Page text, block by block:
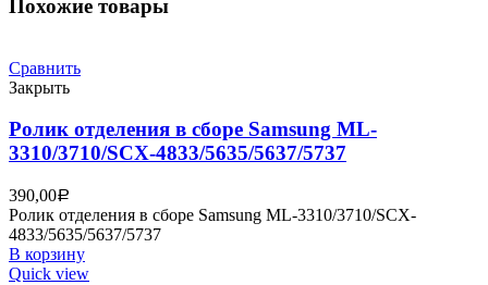
Похожие товары
Сравнить
Закрыть
Ролик отделения в сборе Samsung ML-
3310/3710/SCX-4833/5635/5637/5737
390,00Р
Ролик отделения в сборе Samsung ML-3310/3710/SCX-
4833/5635/5637/5737
В корзину
Quick view